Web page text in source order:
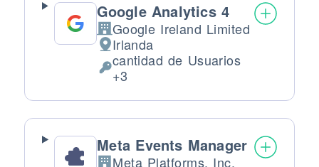
Google Analytics 4
Empresa:
Google Ireland Limited
Lugar de tratamiento:
Irlanda
Datos Personales tratados:
cantidad de Usuarios
+3
Meta Events Manager
Meta Platforms, Inc.